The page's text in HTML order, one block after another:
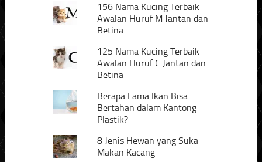
156 Nama Kucing Terbaik
Awalan Huruf M Jantan dan
Betina
125 Nama Kucing Terbaik
Awalan Huruf C Jantan dan
Betina
Berapa Lama Ikan Bisa
Bertahan dalam Kantong
Plastik?
8 Jenis Hewan yang Suka
Makan Kacang